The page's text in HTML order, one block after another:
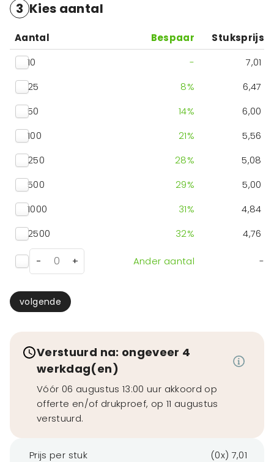
3 Kies aantal
Aantal Bespaar
Stuksprijs
10
-
7,01
25
8%
6,47
50
14%
6,00
100
21%
5,56
250
28%
5,08
500
29%
5,00
1000
31%
4,84
2500
32% 4,76
- + Ander aantal -
volgende
Verstuurd na: ongeveer 4
werkdag(en)
Vóór 06 augustus 13:00 uur akkoord op
offerte en/of drukproef, op 11 augustus
verstuurd.
Prijs per stuk
(0x) 7,01